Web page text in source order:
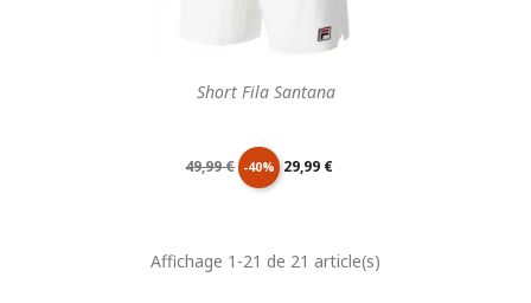
Short Fila Santana
Prix
base
49,99 € -40% Prix
29,99 €
Affichage 1-21 de 21 article(s)